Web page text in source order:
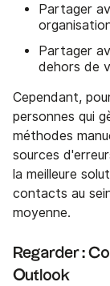
Partager
Partager
dehors de
Cependant,
personnes qui
méthodes
sources
la meilleure
contacts au
moyenne.
Regarder :
Outlook